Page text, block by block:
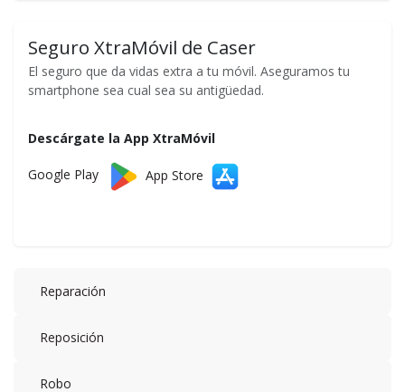
Seguro XtraMóvil de Caser
El seguro que da vidas extra a tu móvil. Aseguramos tu
smartphone sea cual sea su antigüedad.
Descárgate la App XtraMóvil
Google Play App Store
Reparación
Reposición
Robo